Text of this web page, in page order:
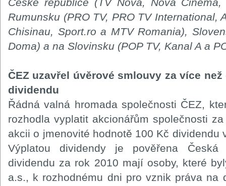
Rumunsku (PRO TV, PRO TV International,
Chisinau, Sport.ro a MTV Romania),
Doma) a na Slovinsku (POP TV, Kanal A a
ČEZ uzavřel úvěrové smlouvy za více
dividendu
Řádná valná hromada společnosti ČEZ,
rozhodla vyplatit akcionářům společnosti
akcii o jmenovité hodnotě 100 Kč dividendu
Výplatou dividendy je pověřena
dividendu za rok 2010 mají osoby, které
a.s., k rozhodnému dni pro vznik práva na